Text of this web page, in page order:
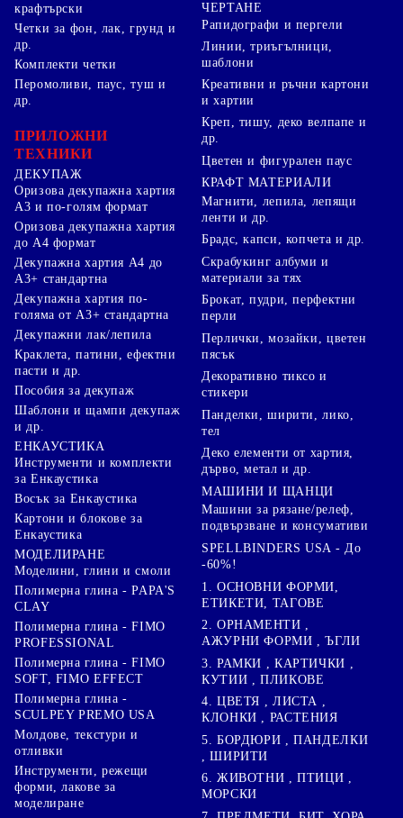
крафтърски
Четки за фон, лак, грунд и
др.
Комплекти четки
ЧЕРТАНЕ
Рапидографи и пергели
Линии, триъгълници,
шаблони
Перомоливи, паус, туш и
др.
ПРИЛОЖНИ
ТЕХНИКИ
ДЕКУПАЖ
Оризова декупажна хартия
А3 и по-голям формат
Оризова декупажна хартия
до А4 формат
Декупажна хартия А4 до
А3+ стандартна
Декупажна хартия по-
голяма от А3+ стандартна
Декупажни лак/лепила
Краклета, патини, ефектни
пасти и др.
Пособия за декупаж
Шаблони и щампи декупаж
и др.
ЕНКАУСТИКА
Инструменти и комплекти
за Енкаустика
Восък за Енкаустика
Картони и блокове за
Енкаустика
МОДЕЛИРАНЕ
Моделини, глини и смоли
Полимерна глина - PAPA'S
CLAY
Полимерна глина - FIMO
PROFESSIONAL
Полимерна глина - FIMO
SOFT, FIMO EFFECT
Полимерна глина -
SCULPEY PREMO USA
Молдове, текстури и
отливки
Инструменти, режещи
форми, лакове за
моделиране
Креативни и ръчни картони
и хартии
Креп, тишу, деко велпапе и
др.
Цветен и фигурален паус
КРАФТ МАТЕРИАЛИ
Магнити, лепила, лепящи
ленти и др.
Брадс, капси, копчета и др.
Скрабукинг албуми и
материали за тях
Брокат, пудри, перфектни
перли
Перлички, мозайки, цветен
пясък
Декоративно тиксо и
стикери
Панделки, ширити, лико,
тел
Деко елементи от хартия,
дърво, метал и др.
МАШИНИ И ЩАНЦИ
Машини за рязане/релеф,
подвързване и консумативи
SPELLBINDERS USA - До
-60%!
1. ОСНОВНИ ФОРМИ,
ЕТИКЕТИ, ТАГОВЕ
2. ОРНАМЕНТИ ,
АЖУРНИ ФОРМИ , ЪГЛИ
3. РАМКИ , КАРТИЧКИ ,
КУТИИ , ПЛИКОВЕ
4. ЦВЕТЯ , ЛИСТА ,
КЛОНКИ , РАСТЕНИЯ
5. БОРДЮРИ , ПАНДЕЛКИ
, ШИРИТИ
6. ЖИВОТНИ , ПТИЦИ ,
МОРСКИ